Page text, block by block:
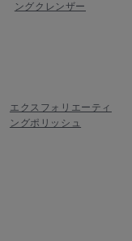
ングクレンザー
エクスフォリエーティ
ングポリッシュ